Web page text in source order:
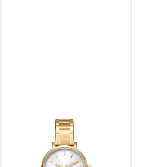
Quarzuhr Soho Glitz
DK1L038M0055,
Armbanduhr, Damenuhr,